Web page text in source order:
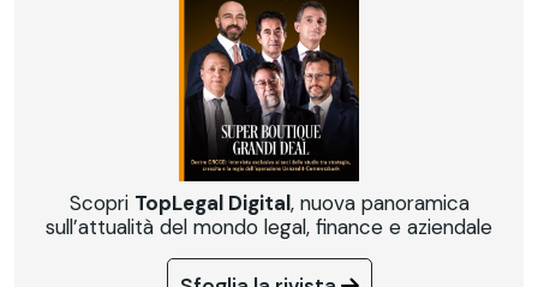
Scopri TopLegal Digital, nuova panoramica
sull’attualità del mondo legal, finance e aziendale